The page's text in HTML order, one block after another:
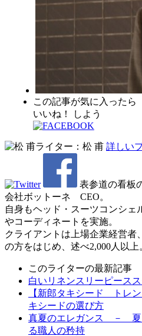
この記事が気に入ったら
いいね！ しよう
ライター：松 甫 詳しい
表参道の看板
会社ボットーネ CEO。
自身もヘッド・スーツコンシェ
やコーディネートを実施。
クライアントは上場企業経営者
の方をはじめ、述べ2,000人以上
このライターの最新記事
白いリネンスリーピース
【新郎タキシード トレ
キシードの選び方
真夏のエレガンス － 夏
る職人の矜持